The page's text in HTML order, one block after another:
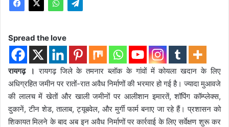
Spread the love
रायगढ़ । रायगढ़ जिले के तमनार ब्लॉक के गांवों में कोयला खदान के लिए
अधिग्रहित जमीन पर रातों-रात अवैध निर्माणों की भरमार हो गई है। ज्यादा मुआवजे
की लालच में खेतों और खाली जमीनों पर आलीशान इमारतें, शॉपिंग कॉम्प्लेक्स,
दुकानें, टीन शेड, तालाब, ट्यूबवेल, और मुर्गी फार्म बनाए जा रहे हैं। प्रशासन को
शिकायत मिलने के बाद अब इन अवैध निर्माणों पर कार्रवाई के लिए सर्वेक्षण शुरू कर